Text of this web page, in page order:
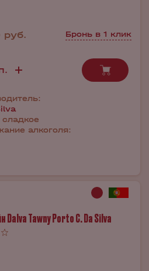
руб. Бронь в 1 клик
сладкое
алкоголя:
Dalva Tawny Porto C. Da Silva